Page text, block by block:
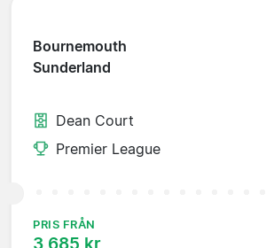
Bournemouth
Sunderland
Dean Court
Premier League
PRIS FRÅN
3 685 kr